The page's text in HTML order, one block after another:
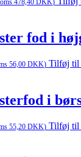
478,40 DKK)
fod i
56,00 DKK) Tilføj til
i
55,20 DKK) Tilføj til